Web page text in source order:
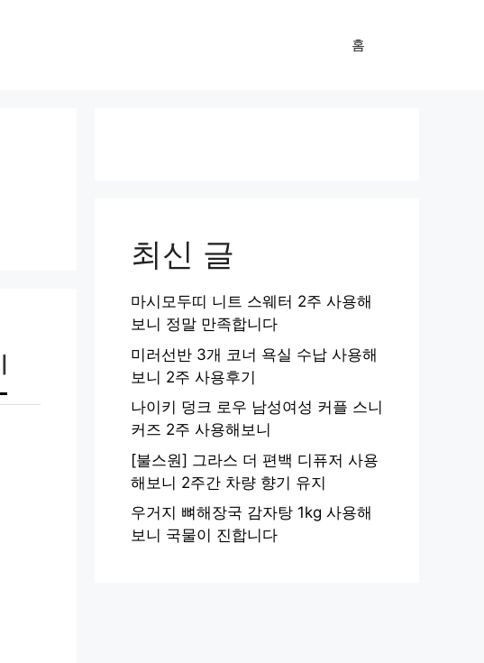
홈
최신 글
마시모두띠 니트 스웨터 2주 사용해
보니 정말 만족합니다
미러선반 3개 코너 욕실 수납 사용해
보니 2주 사용후기
나이키 덩크 로우 남성여성 커플 스니
커즈 2주 사용해보니
[불스원] 그라스 더 편백 디퓨저 사용
해보니 2주간 차량 향기 유지
우거지 뼈해장국 감자탕 1kg 사용해
보니 국물이 진합니다